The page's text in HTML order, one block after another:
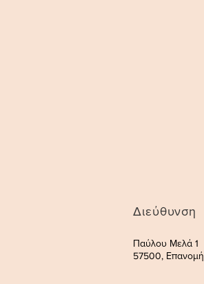
Διεύθυνση
Παύλου Μελά 1
57500, Επανομή